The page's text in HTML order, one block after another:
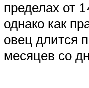
пределах от
однако как
овец длится
месяцев со